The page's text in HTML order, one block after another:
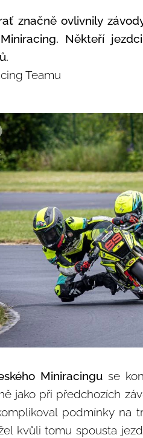
značně ovlivnily
Někteří
Teamu
Miniracingu se
jako při předchozích
podmínky na
kvůli tomu spousta